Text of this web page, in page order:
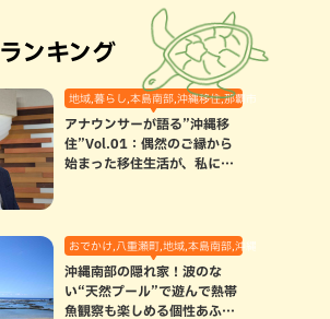
ランキング
地域,暮らし,本島南部,沖縄移住,那覇市
アナウンサーが語る”沖縄移
住”Vol.01：偶然のご縁から
始まった移住生活が、私にと
おでかけ,八重瀬町,地域,本島南部,沖縄の海,自然
沖縄南部の隠れ家！波のな
い“天然プール”で遊んで熱帯
魚観察も楽しめる個性あふれ